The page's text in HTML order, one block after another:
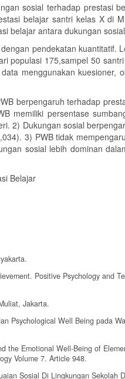
sosial terhadap prestasi
belajar santri kelas X di
belajar antara dukungan
pendekatan kuantitatif.
populasi 175,sampel 50
menggunakan kuesioner,
berpengaruh terhadap
memiliki persentase
2) Dukungan sosial
3) PWB tidak
sosial lebih dominan
Belajar
Positive Psychology and
Jakarta.
Psychological Well Being pada
the Emotional Well-Being of
Volume 7. Article 948.
Sosial Di Lingkungan Sekolah